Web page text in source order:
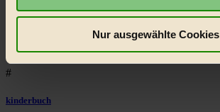
kostenfrei.Wir benötigen deine
etwa selbst anonymisierte Statistiken
externen Plattformen anzuzeigen, oder
Bist du damit einverstanden?
Nur ausgewählte
#
kinderbuch